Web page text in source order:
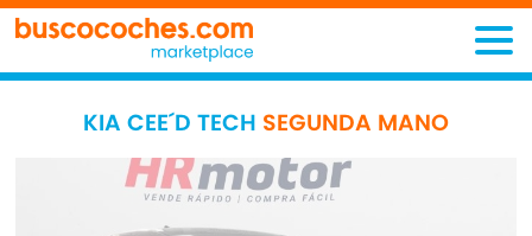
KIA CEE´D TECH SEGUNDA MANO